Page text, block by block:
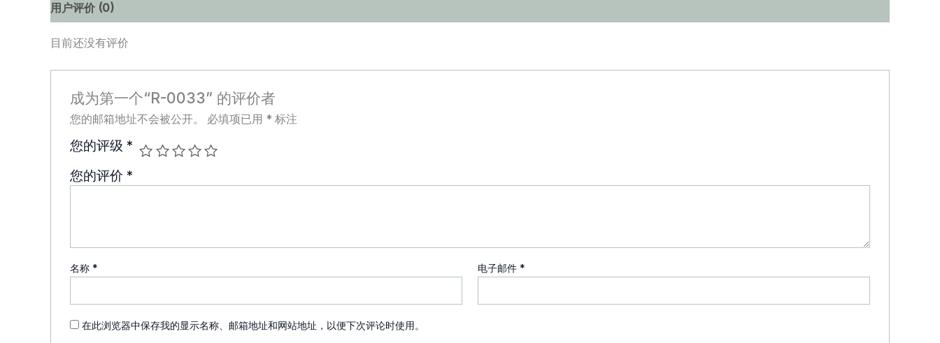
用户评价 (0)
目前还没有评价
成为第一个“R-0033” 的评价者
您的邮箱地址不会被公开。 必填项已用 * 标注
您的评级 *
您的评价 *
名称 * 电子邮件 *
在此浏览器中保存我的显示名称、邮箱地址和网站地址，以便下次评论时使用。